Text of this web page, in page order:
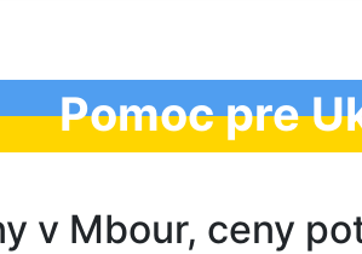
Pomoc pre
v Mbour, ceny